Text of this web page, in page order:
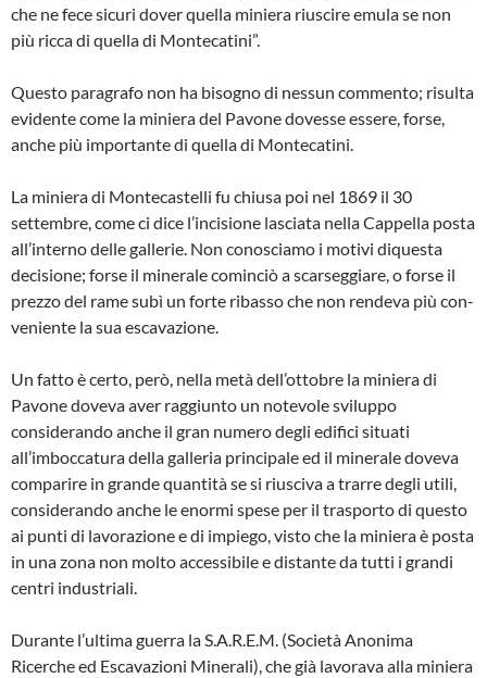
che ne fece sicuri dover quella miniera riuscire emula se non
più ricca di quella di Montecatini”.
Questo paragrafo non ha bisogno di nessun commento; risulta
evidente come la miniera del Pavone dovesse essere, forse,
anche più importante di quella di Montecatini.
La miniera di Montecastelli fu chiusa poi nel 1869 il 30
settembre, come ci dice l’incisione lasciata nella Cappella posta
all’interno delle gallerie. Non co­nosciamo i motivi diquesta
decisione; forse il minerale cominciò a scarseggia­re, o forse il
prezzo del rame subì un forte ribasso che non rendeva più con­
veniente la sua escavazione.
Un fatto è certo, però, nella metà dell’ottobre la miniera di
Pavone doveva aver raggiunto un notevole sviluppo
considerando anche il gran numero degli edifici situati
all’imboccatura della galleria principale ed il minerale doveva
comparire in grande quantità se si riu­sciva a trarre degli utili,
considerando anche le enormi spese per il trasporto di questo
ai punti di lavorazione e di impiego, visto che la miniera è posta
in una zona non molto accessibile e di­stante da tutti i grandi
centri industriali.
Durante l’ultima guerra la S.A.R.E.M. (Società Anonima
Ricerche ed Escavazioni Minerali), che già lavo­rava alla miniera